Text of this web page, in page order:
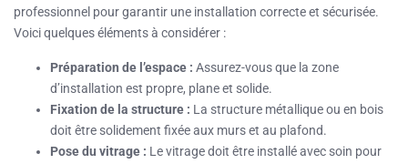
professionnel pour garantir une installation correcte et sécurisée.
Voici quelques éléments à considérer :
Préparation de l’espace : Assurez-vous que la zone
d’installation est propre, plane et solide.
Fixation de la structure : La structure métallique ou en bois
doit être solidement fixée aux murs et au plafond.
Pose du vitrage : Le vitrage doit être installé avec soin pour